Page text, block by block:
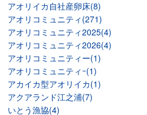
アオリイカ自社産卵床(8)
アオリコミュニティ(271)
アオリコミュニティ2025(4)
アオリコミュニティ2026(4)
アオリコミュニティー(1)
アオリコミュニティｰ(1)
アカイカ型アオリイカ(1)
アクアランド江之浦(7)
いとう漁協(4)